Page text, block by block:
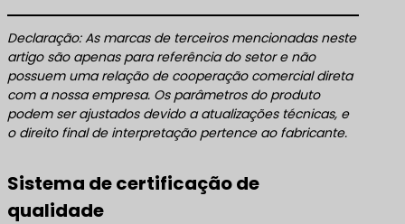
Declaração: As marcas de terceiros mencionadas neste
artigo são apenas para referência do setor e não
possuem uma relação de cooperação comercial direta
com a nossa empresa. Os parâmetros do produto
podem ser ajustados devido a atualizações técnicas, e
o direito final de interpretação pertence ao fabricante.
Sistema de certificação de
qualidade